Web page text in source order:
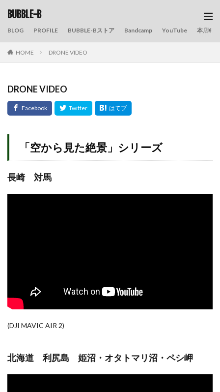
BUBBLE-B
BLOG PROFILE BUBBLE-Bストア Bandcamp YouTube 本店の旅
HOME DRONE VIDEO
DRONE VIDEO
「空から見た絶景」シリーズ
長崎 対馬
(DJI MAVIC AIR 2)
北海道 利尻島 姫沼・オタトマリ沼・ペシ岬